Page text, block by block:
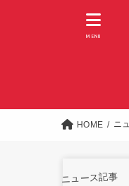
MENU
HOME ニ
ニュース記事